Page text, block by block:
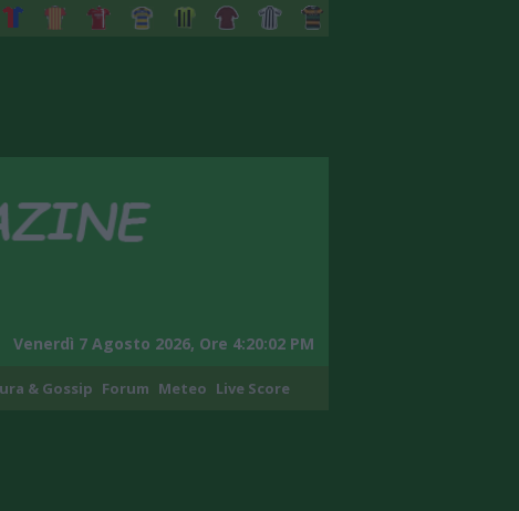
Venerdì 7 Agosto 2026, Ore 4:20:03 PM
& Gossip Forum Meteo Live Score